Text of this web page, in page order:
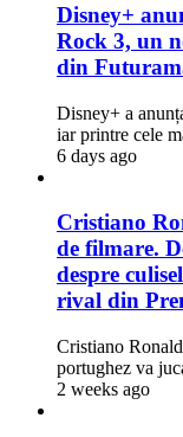
Disney+
Rock 3, un
din
Disney+ a
iar printre cele
6 days ago
Cristiano
de filmare.
despre
rival din
Cristiano
portughez va
2 weeks ago